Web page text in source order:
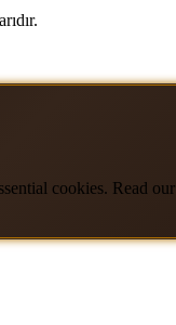
cookies. Read our